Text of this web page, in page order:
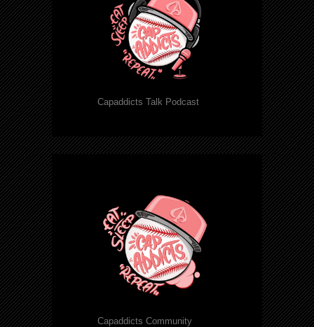
Capaddicts Talk Podcast
Capaddicts Community